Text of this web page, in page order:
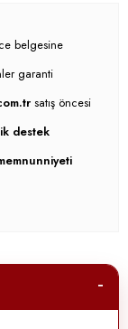
belgesine
garanti
satış öncesi
destek